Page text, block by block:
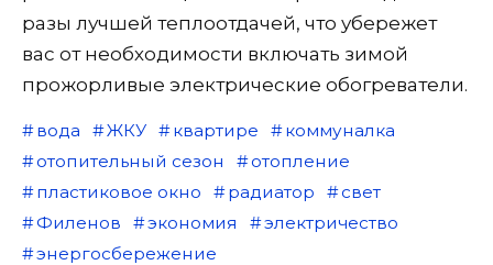
разы лучшей теплоотдачей, что убережет
вас от необходимости включать зимой
прожорливые электрические обогреватели.
вода ЖКУ квартире
коммуналка
отопительный сезон
отопление
пластиковое окно
радиатор
свет
Филенов
экономия
электричество
энергосбережение